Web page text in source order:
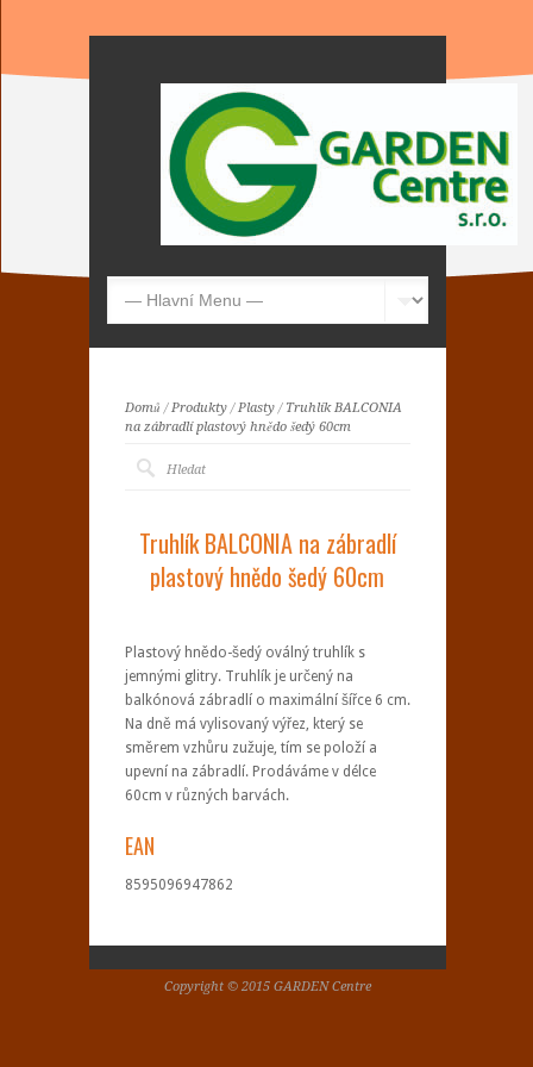
Domů /Produkty/Plasty/ Truhlík BALCONIA
na zábradlí plastový hnědo šedý 60cm
Truhlík BALCONIA na zábradlí
plastový hnědo šedý 60cm
Plastový hnědo-šedý oválný truhlík s
jemnými glitry. Truhlík je určený na
balkónová zábradlí o maximální šířce 6 cm.
Na dně má vylisovaný výřez, který se
směrem vzhůru zužuje, tím se položí a
upevní na zábradlí. Prodáváme v délce
60cm v různých barvách.
EAN
8595096947862
Copyright © 2015 GARDEN Centre